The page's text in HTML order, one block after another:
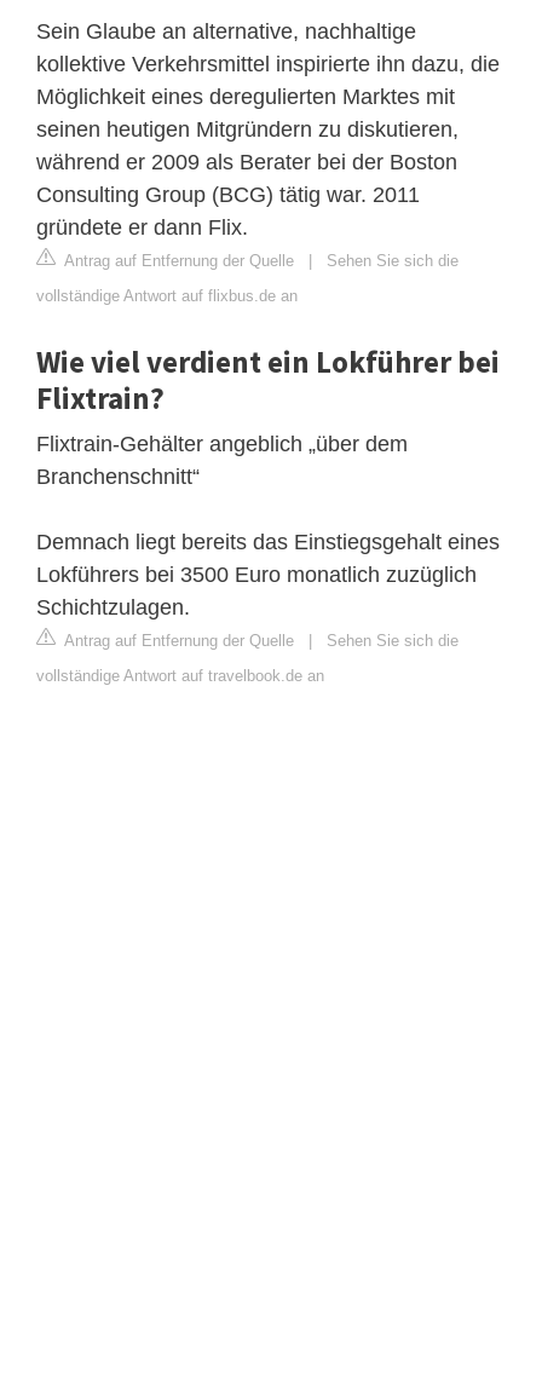
Sein Glaube an alternative, nachhaltige
kollektive Verkehrsmittel inspirierte ihn dazu, die
Möglichkeit eines deregulierten Marktes mit
seinen heutigen Mitgründern zu diskutieren,
während er 2009 als Berater bei der Boston
Consulting Group (BCG) tätig war. 2011
gründete er dann Flix.
Antrag auf Entfernung der Quelle | Sehen Sie sich die
vollständige Antwort auf flixbus.de an
Wie viel verdient ein Lokführer bei
Flixtrain?
Flixtrain-Gehälter angeblich „über dem
Branchenschnitt“
Demnach liegt bereits das Einstiegsgehalt eines
Lokführers bei 3500 Euro monatlich zuzüglich
Schichtzulagen.
Antrag auf Entfernung der Quelle | Sehen Sie sich die
vollständige Antwort auf travelbook.de an